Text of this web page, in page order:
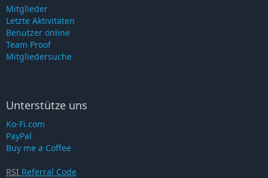
Mitglieder
Letzte Aktivitäten
Benutzer online
Team Proof
Mitgliedersuche
Unterstütze uns
Ko-Fi.com
PayPal
Buy me a Coffee
RSI Referral Code